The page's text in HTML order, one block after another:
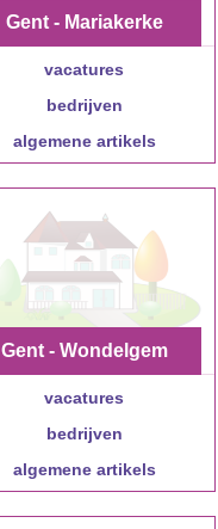
Gent - Mariakerke
vacatures
bedrijven
algemene artikels
Gent - Wondelgem
vacatures
bedrijven
algemene artikels